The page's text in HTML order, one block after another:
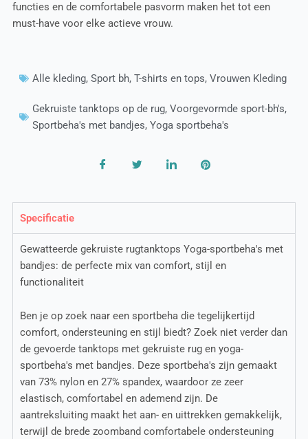
functies en de comfortabele pasvorm maken het tot een
must-have voor elke actieve vrouw.
Alle kleding, Sport bh, T-shirts en tops, Vrouwen Kleding
Gekruiste tanktops op de rug, Voorgevormde sport-bh's,
Sportbeha's met bandjes, Yoga sportbeha's
Specificatie
Gewatteerde gekruiste rugtanktops Yoga-sportbeha's met
bandjes: de perfecte mix van comfort, stijl en
functionaliteit
Ben je op zoek naar een sportbeha die tegelijkertijd
comfort, ondersteuning en stijl biedt? Zoek niet verder dan
de gevoerde tanktops met gekruiste rug en yoga-
sportbeha's met bandjes. Deze sportbeha's zijn gemaakt
van 73% nylon en 27% spandex, waardoor ze zeer
elastisch, comfortabel en ademend zijn. De
aantreksluiting maakt het aan- en uittrekken gemakkelijk,
terwijl de brede zoomband comfortabele ondersteuning